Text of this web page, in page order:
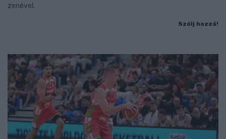
zenével.
Szólj hozzá!